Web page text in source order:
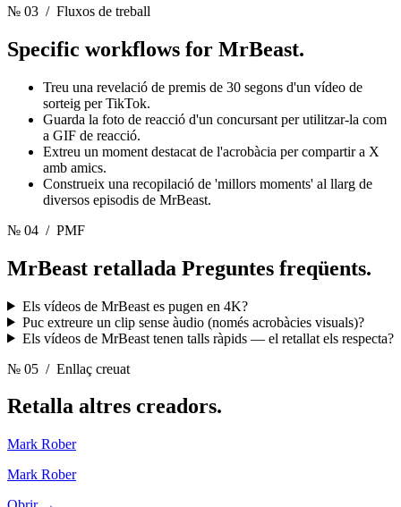
№ 03 / Fluxos de treball
Specific workflows for MrBeast.
Treu una revelació de premis de 30 segons d'un vídeo de
sorteig per TikTok.
Guarda la foto de reacció d'un concursant per utilitzar-la com
a GIF de reacció.
Extreu un moment destacat de l'acrobàcia per compartir a X
amb amics.
Construeix una recopilació de 'millors moments' al llarg de
diversos episodis de MrBeast.
№ 04 / PMF
MrBeast retallada Preguntes freqüents.
Els vídeos de MrBeast es pugen en 4K?
Puc extreure un clip sense àudio (només acrobàcies visuals)?
Els vídeos de MrBeast tenen talls ràpids — el retallat els respecta?
№ 05 / Enllaç creuat
Retalla altres creadors.
Mark Rober
Mark Rober